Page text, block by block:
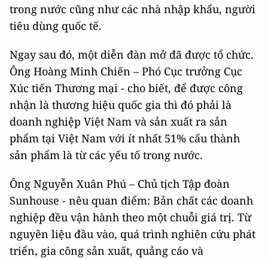
trong nước cũng như các nhà nhập khẩu, người
tiêu dùng quốc tế.
Ngay sau đó, một diễn đàn mở đã được tổ chức.
Ông Hoàng Minh Chiến – Phó Cục trưởng Cục
Xúc tiến Thương mại - cho biết, để được công
nhận là thương hiệu quốc gia thì đó phải là
doanh nghiệp Việt Nam và sản xuất ra sản
phẩm tại Việt Nam với ít nhất 51% cấu thành
sản phẩm là từ các yếu tố trong nước.
Ông Nguyễn Xuân Phú – Chủ tịch Tập đoàn
Sunhouse - nêu quan điểm: Bản chất các doanh
nghiệp đều vận hành theo một chuỗi giá trị. Từ
nguyên liệu đầu vào, quá trình nghiên cứu phát
triển, gia công sản xuất, quảng cáo và